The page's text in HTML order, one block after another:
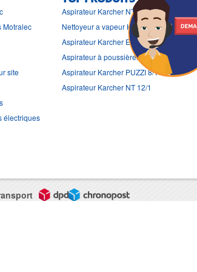
Motralec
site
électriques
Aspirateur Karcher NT 361
Nettoyeur a vapeur Karcher PUZZI 300 S
Aspirateur Karcher EB 30/1
Aspirateur à poussières Karcher IV 100/55
Aspirateur Karcher PUZZI 8/1 C
Aspirateur Karcher NT 12/1